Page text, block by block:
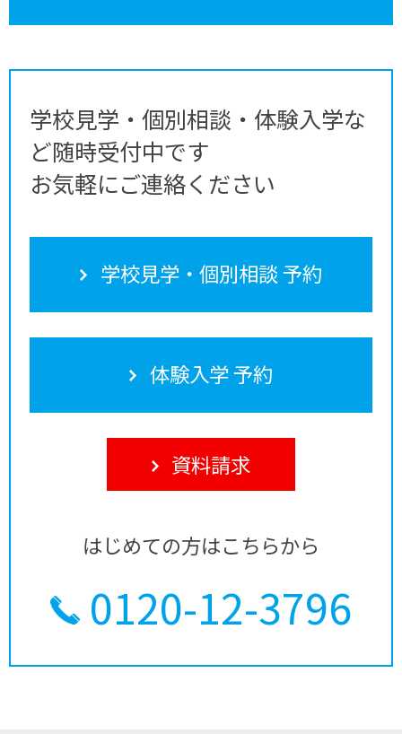
学校見学・個別相談・体験入学な
ど随時受付中です
お気軽にご連絡ください
学校見学・個別相談 予約
体験入学 予約
資料請求
はじめての方はこちらから
0120-12-3796